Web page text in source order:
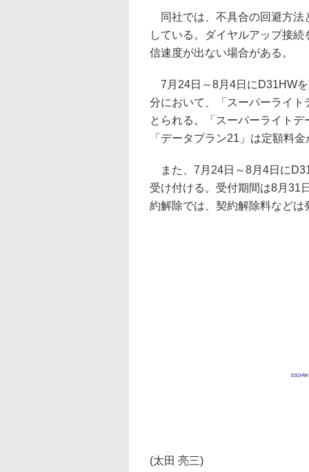
同社では、不具合の回避方法
している。ダイヤルアップ接
信速度が出ない場合がある。
7月24日～8月4日にD31HW
分において、「スーパーライ
とられる。「スーパーライト
「データプラン21」は定額料
また、7月24日～8月4日に
受け付ける。受付期間は8月31
約解除では、契約解除料などは
D31HW
(太田 亮三)